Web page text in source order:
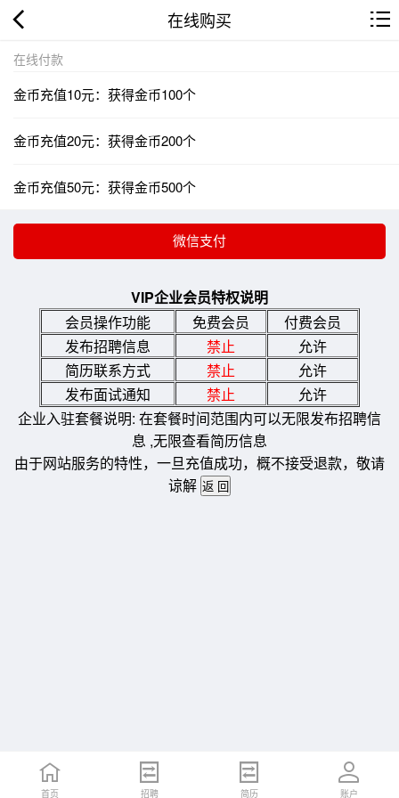
在线购买
在线付款
金币充值10元：获得金币100个
金币充值20元：获得金币200个
金币充值50元：获得金币500个
VIP企业会员特权说明
会员操作功能
免费会员
付费会员
发布招聘信息
禁止
允许
简历联系方式
禁止
允许
发布面试通知
禁止
允许
企业入驻套餐说明: 在套餐时间范围内可以无限发布招聘信
息 ,无限查看简历信息
由于网站服务的特性，一旦充值成功，概不接受退款，敬请
谅解
首页 招聘 简历 账户